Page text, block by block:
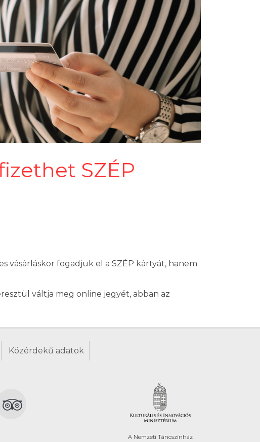
SZÉP
vásárláskor fogadjuk el a SZÉP kártyát, hanem
váltja meg online jegyét, abban az
Közérdekű adatok
A Nemzeti Táncszínház